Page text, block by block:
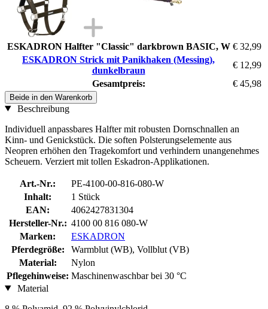
ESKADRON Halfter "Classic" darkbrown BASIC, W € 32,99
ESKADRON Strick mit Panikhaken (Messing),
dunkelbraun
€ 12,99
Gesamtpreis:
€ 45,98
Beide in den Warenkorb
Beschreibung
Individuell anpassbares Halfter mit robusten Dornschnallen an
Kinn- und Genickstück. Die soften Polsterungselemente aus
Neopren erhöhen den Tragekomfort und verhindern unangenehmes
Scheuern. Verziert mit tollen Eskadron-Applikationen.
Art.-Nr.:
PE-4100-00-816-080-W
Inhalt:
1 Stück
EAN:
4062427831304
Hersteller-Nr.: 4100 00 816 080-W
Marken:
ESKADRON
Pferdegröße:
Warmblut (WB), Vollblut (VB)
Material:
Nylon
Pflegehinweise: Maschinenwaschbar bei 30 °C
Material